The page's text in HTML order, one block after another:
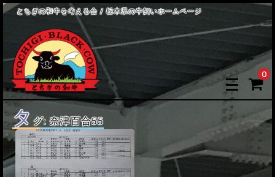
とちぎの和牛を考える会 / 栃木県の牛飼いホームページ
0
タ グ:奈津百合55